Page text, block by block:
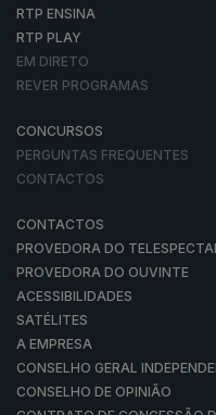
RTP ENSINA
RTP PLAY
EM DIRETO
REVER PROGRAMAS
CONCURSOS
PERGUNTAS FREQUENTES
CONTACTOS
CONTACTOS
PROVEDORA DO
PROVEDORA DO OUVINTE
ACESSIBILIDADES
SATÉLITES
A EMPRESA
CONSELHO GERAL
CONSELHO DE OPINIÃO